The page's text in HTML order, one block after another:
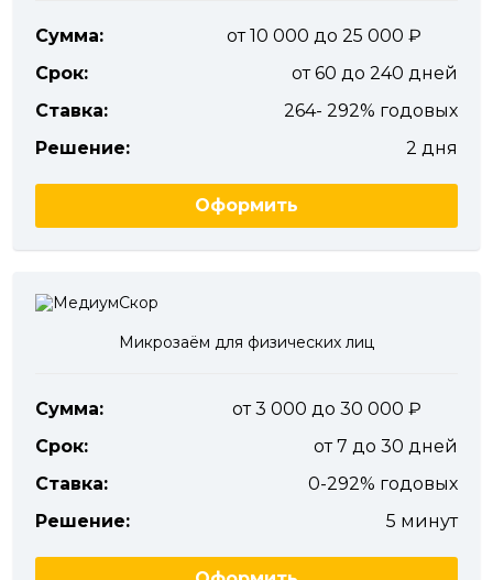
Сумма:
от 10 000 до 25 000
Срок:
от 60 до 240 дней
Ставка:
264- 292% годовых
Решение:
2 дня
Оформить
Микрозаём для физических лиц
Сумма:
от 3 000 до 30 000
Срок:
от 7 до 30 дней
Ставка:
0-292% годовых
Решение:
5 минут